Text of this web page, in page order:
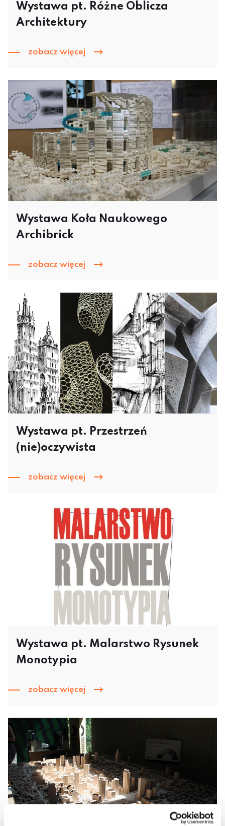
Wystawa pt. Różne Oblicza
Architektury
zobacz więcej
Wystawa Koła Naukowego
Archibrick
zobacz więcej
Wystawa pt. Przestrzeń
(nie)oczywista
zobacz więcej
Wystawa pt. Malarstwo Rysunek
Monotypia
zobacz więcej